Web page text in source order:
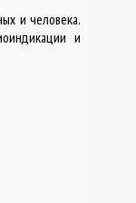
и человека.
и